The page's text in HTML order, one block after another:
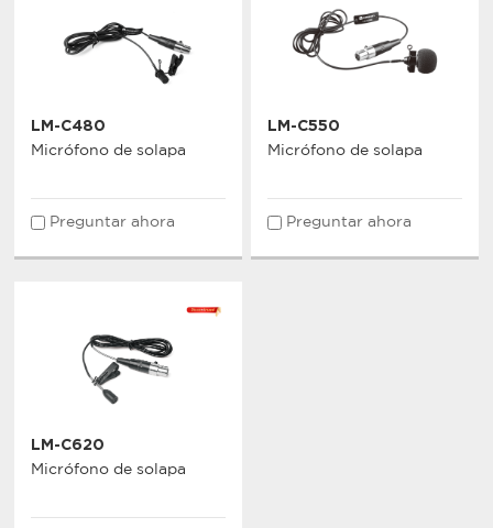
LM-C480
Micrófono de solapa
Preguntar ahora
LM-C550
Micrófono de solapa
Preguntar ahora
LM-C620
Micrófono de solapa